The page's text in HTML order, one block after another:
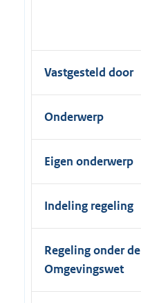
Vastgesteld door
Onderwerp
Eigen onderwerp
Indeling regeling
Regeling onder de
Omgevingswet